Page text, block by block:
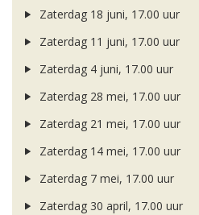
Zaterdag 18 juni, 17.00 uur
Zaterdag 11 juni, 17.00 uur
Zaterdag 4 juni, 17.00 uur
Zaterdag 28 mei, 17.00 uur
Zaterdag 21 mei, 17.00 uur
Zaterdag 14 mei, 17.00 uur
Zaterdag 7 mei, 17.00 uur
Zaterdag 30 april, 17.00 uur